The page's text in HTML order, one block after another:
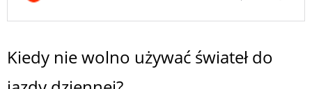
Kiedy nie wolno używać świateł do